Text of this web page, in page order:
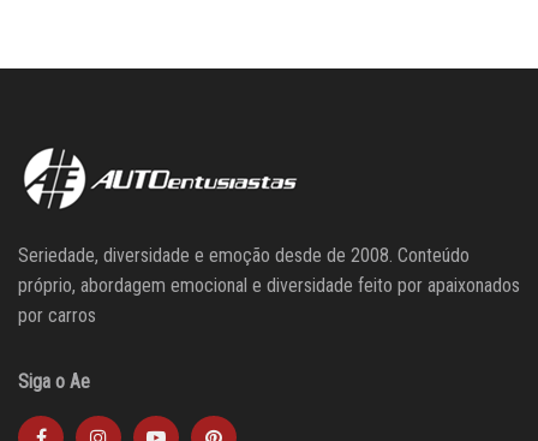
Seriedade, diversidade e emoção desde de 2008. Conteúdo
próprio, abordagem emocional e diversidade feito por apaixonados
por carros
Siga o Ae